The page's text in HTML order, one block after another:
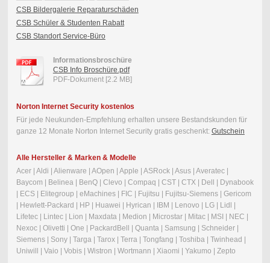
CSB Bildergalerie Reparaturschäden
CSB Schüler & Studenten Rabatt
CSB Standort Service-Büro
Informationsbroschüre
CSB Info Broschüre.pdf
PDF-Dokument [2.2 MB]
Norton Internet Security kostenlos
Für jede Neukunden-Empfehlung erhalten unsere Bestandskunden für
ganze 12 Monate Norton Internet Security gratis geschenkt: Gutschein
Alle Hersteller & Marken & Modelle
Acer | Aldi | Alienware | AOpen | Apple | ASRock | Asus | Averatec |
Baycom | Belinea | BenQ | Clevo | Compaq | CST | CTX | Dell | Dynabook
| ECS | Elitegroup | eMachines | FIC | Fujitsu | Fujitsu-Siemens | Gericom
| Hewlett-Packard | HP | Huawei | Hyrican | IBM | Lenovo | LG | Lidl |
Lifetec | Lintec | Lion | Maxdata | Medion | Microstar | Mitac | MSI | NEC |
Nexoc | Olivetti | One | PackardBell | Quanta | Samsung | Schneider |
Siemens | Sony | Targa | Tarox | Terra | Tongfang | Toshiba | Twinhead |
Uniwill | Vaio | Vobis | Wistron | Wortmann | Xiaomi | Yakumo | Zepto